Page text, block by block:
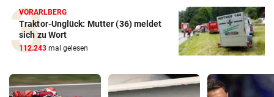
VORARLBERG
Traktor-Unglück: Mutter (36) meldet
sich zu Wort
112.243 mal gelesen